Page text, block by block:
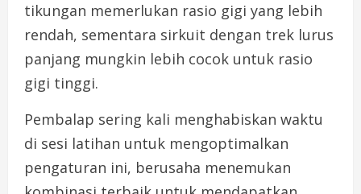
tikungan memerlukan rasio gigi yang lebih
rendah, sementara sirkuit dengan trek lurus
panjang mungkin lebih cocok untuk rasio
gigi tinggi.
Pembalap sering kali menghabiskan waktu
di sesi latihan untuk mengoptimalkan
pengaturan ini, berusaha menemukan